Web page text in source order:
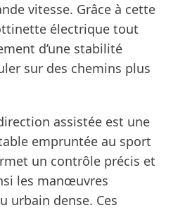
vitesse. Grâce à cette
électrique tout
d’une stabilité
sur des chemins plus
assistée est une
empruntée au sport
un contrôle précis et
les manœuvres
urbain dense. Ces